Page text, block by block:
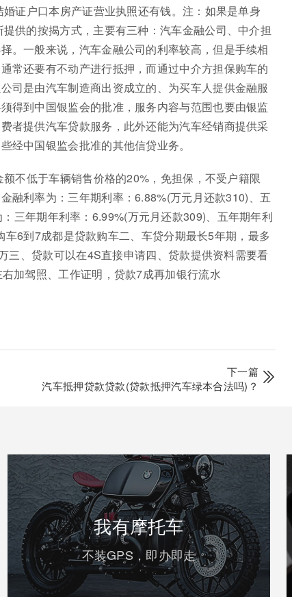
证户口本房产证营业执照还有钱。注：如果是单身
供的按揭方式，主要有三种：汽车金融公司、中介担
。一般来说，汽车金融公司的利率较高，但是手续相
常还要有不动产进行抵押，而通过中介方担保购车的
司是由汽车制造商出资成立的、为买车人提供金融服
得到中国银监会的批准，服务内容与范围也要由银监
者提供汽车贷款服务，此外还能为汽车经销商提供采
经中国银监会批准的其他信贷业务。
不低于车辆销售价格的20%，免担保，不受户籍限
融利率为：三年期利率：6.88%(万元月还款310)、五
三年期年利率：6.99%(万元月还款309)、五年期年利
6到7成都是贷款购车二、车贷分期最长5年期，最多
三、贷款可以在4S直接申请四、贷款提供资料需要看
加驾照、工作证明，贷款7成再加银行流水
下一篇
汽车抵押贷款贷款(贷款抵押汽车绿本合法吗)？
我有摩托车
不装GPS，即办即走